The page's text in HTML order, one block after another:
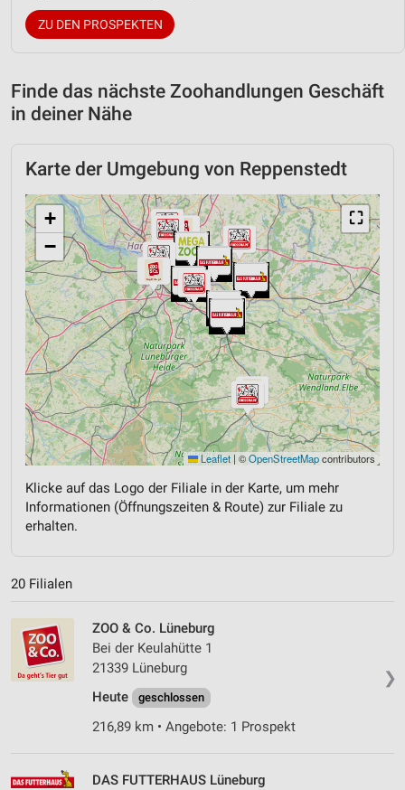
ZU DEN PROSPEKTEN
Finde das nächste Zoohandlungen Geschäft
in deiner Nähe
Karte der Umgebung von Reppenstedt
⛶
+
−
Leaflet | ©OpenStreetMapcontributors
Klicke auf das Logo der Filiale in der Karte, um mehr
Informationen (Öffnungszeiten & Route) zur Filiale zu
erhalten.
20 Filialen
❯
ZOO & Co. Lüneburg
Bei der Keulahütte 1
21339 Lüneburg
Heute
geschlossen
216,89 km • Angebote: 1 Prospekt
DAS FUTTERHAUS Lüneburg